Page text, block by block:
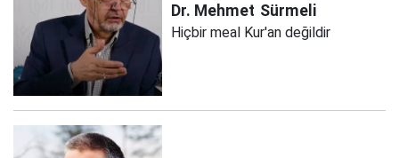
Dr. Mehmet Sürmeli
Hiçbir meal Kur'an değildir